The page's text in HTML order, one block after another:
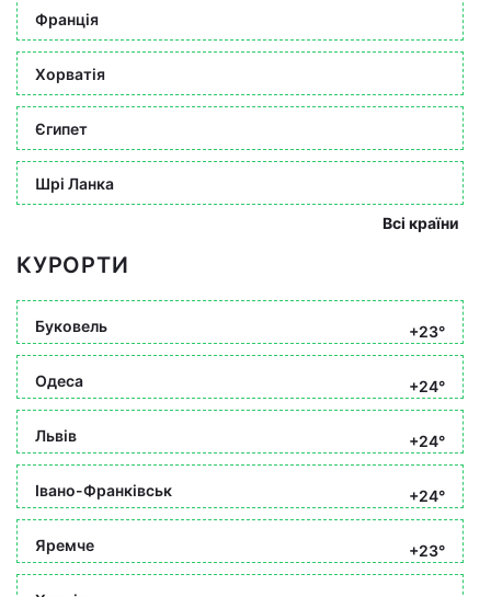
Франція
Хорватія
Єгипет
Шрі Ланка
Всі країни
КУРОРТИ
Буковель +23°
Одеса +24°
Львів +24°
Івано-Франківськ +24°
Яремче +23°